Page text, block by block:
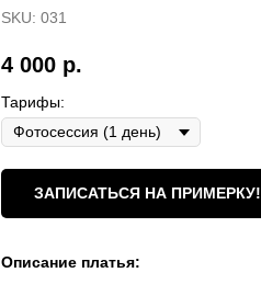
SKU: 031
4 000 р.
Тарифы:
ЗАПИСАТЬСЯ НА ПРИМЕРКУ!
Описание платья: